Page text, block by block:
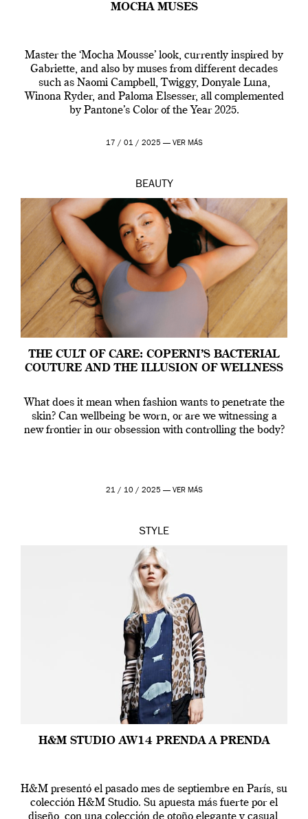
MOCHA MUSES
Master the ‘Mocha Mousse’ look, currently inspired by
Gabriette, and also by muses from different decades
such as Naomi Campbell, Twiggy, Donyale Luna,
Winona Ryder, and Paloma Elsesser, all complemented
by Pantone’s Color of the Year 2025.
17 / 01 / 2025 — VER MÁS
BEAUTY
THE CULT OF CARE: COPERNI’S BACTERIAL
COUTURE AND THE ILLUSION OF WELLNESS
What does it mean when fashion wants to penetrate the
skin? Can wellbeing be worn, or are we witnessing a
new frontier in our obsession with controlling the body?
21 / 10 / 2025 — VER MÁS
STYLE
H&M STUDIO AW14 PRENDA A PRENDA
H&M presentó el pasado mes de septiembre en París, su
colección H&M Studio. Su apuesta más fuerte por el